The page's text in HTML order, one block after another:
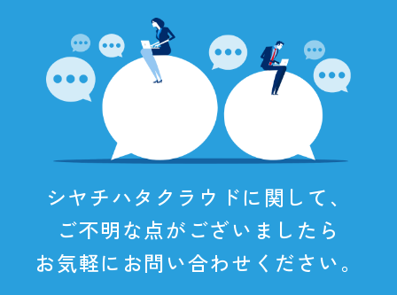
シヤチハタクラウドに関して、
ご不明な点がございましたら
お気軽にお問い合わせください。